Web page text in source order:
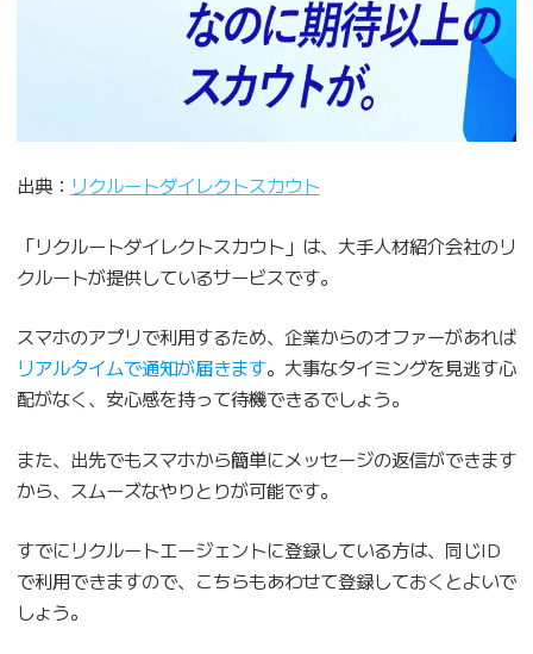
出典： リクルートダイレクトスカウト
「リクルートダイレクトスカウト」は、大手人材紹介会社のリ
クルートが提供しているサービスです。
スマホのアプリで利用するため、企業からのオファーがあれば
リアルタイムで通知が届きます。大事なタイミングを見逃す心
配がなく、安心感を持って待機できるでしょう。
また、出先でもスマホから簡単にメッセージの返信ができます
から、スムーズなやりとりが可能です。
すでにリクルートエージェントに登録している方は、同じID
で利用できますので、こちらもあわせて登録しておくとよいで
しょう。